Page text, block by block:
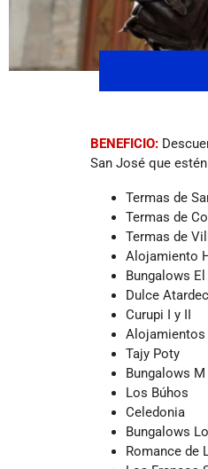
TURISMO
BENEFICIO:
San José que
Termas de
Termas de
Termas de
Alojamiento
Bungalows
Dulce
Curupi I y II
Alojamientos
Tajy Poty
Bungalows M
Los Búhos
Celedonia
Bungalows
Romance de